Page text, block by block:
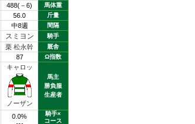
488(－6) 馬体重
56.0 斤量
中8週 間隔
スミヨン 騎手
栗 松永幹 厩舎
87 Ω指数
キャロッ
ノーザン
馬主
勝負服
生産者
0.0%
騎手×
コース